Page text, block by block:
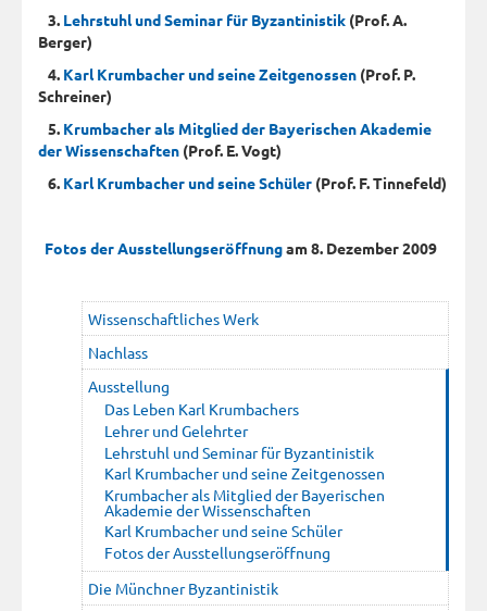
3. Lehrstuhl und Seminar für Byzantinistik (Prof. A.
Berger)
4. Karl Krumbacher und seine Zeitgenossen (Prof. P.
Schreiner)
5. Krumbacher als Mitglied der Bayerischen Akademie
der Wissenschaften (Prof. E. Vogt)
6. Karl Krumbacher und seine Schüler (Prof. F. Tinnefeld)
Fotos der Ausstellungseröffnungam 8. Dezember 2009
Wissenschaftliches Werk
Nachlass
Ausstellung
Das Leben Karl Krumbachers
Lehrer und Gelehrter
Lehrstuhl und Seminar für Byzantinistik
Karl Krumbacher und seine Zeitgenossen
Krumbacher als Mitglied der Bayerischen
Akademie der Wissenschaften
Karl Krumbacher und seine Schüler
Fotos der Ausstellungseröffnung
Die Münchner Byzantinistik